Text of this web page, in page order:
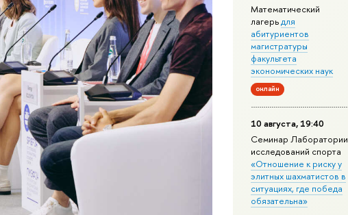
Математический
лагерьдля
абитуриентов
магистратуры
факультета
экономических наук
онлайн
10 августа, 19:40
Семинар Лаборатории
исследований спорта
«Отношение к риску у
элитных шахматистов в
ситуациях, где победа
обязательна»